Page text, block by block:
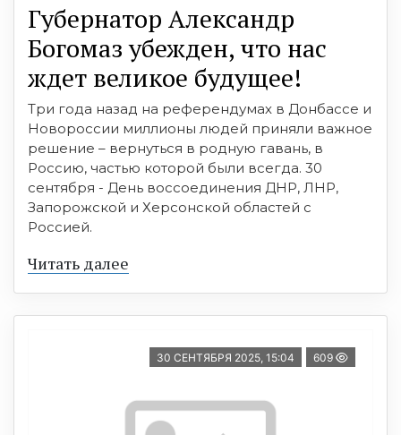
Губернатор Александр
Богомаз убежден, что нас
ждет великое будущее!
Три года назад на референдумах в Донбассе и
Новороссии миллионы людей приняли важное
решение – вернуться в родную гавань, в
Россию, частью которой были всегда. 30
сентября - День воссоединения ДНР, ЛНР,
Запорожской и Херсонской областей с
Россией.
Читать далее
30 СЕНТЯБРЯ 2025, 15:04 609